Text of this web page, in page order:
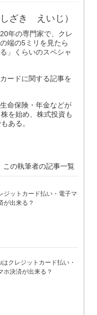
ざき えいじ）
年の専門家で、クレ
端の5ミリを見たら
」くらいのスペシャ
ードに関する記事を
命保険・年金などが
を始め、株式投資も
ある。
この執筆者の記事一覧
ジットカード払い・電子マ
が出来る？
クレジットカード払い・
ホ決済が出来る？